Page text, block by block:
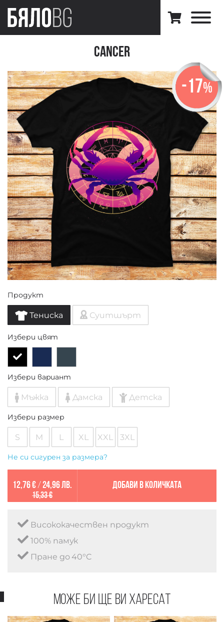
Cancer
-17%
Продукт
Тениска Суитшърт
Избери цвят
Избери вариант
Мъжка Дамска Детска
Избери размер
S M L XL XXL 3XL
Не си сигурен за размера?
12,76 €/ 24,96 лв.
15,33 €
Добави в количката
Висококачествен продукт
100% памук
Пране до 40°C
Може би ще ви харесат